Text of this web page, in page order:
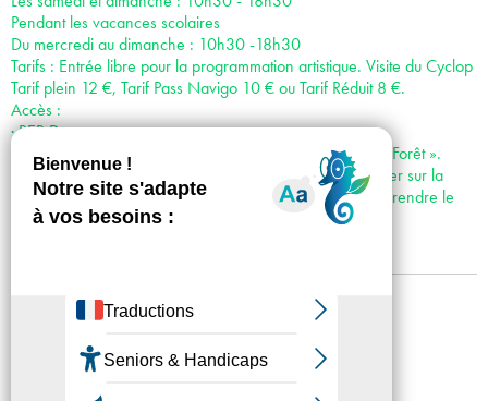
Pendant les vacances scolaires
Du mercredi au dimanche : 10h30 -18h30
Tarifs : Entrée libre pour la programmation artistique. Visite du Cyclop
Tarif plein 12 €, Tarif Pass Navigo 10 € ou Tarif Réduit 8 €.
Accès :
· RER D
· Voiture : Depuis Paris Autoroute A6 : sortie 13 «Milly-la-Forêt ».
Direction Étampes D 837 : 200 mètres plus loin emprunter sur la
droite le chemin fléché Le Cyclop jusqu’au parking puis prendre le
chemin piétonnier dans les bois.
Accessibilité